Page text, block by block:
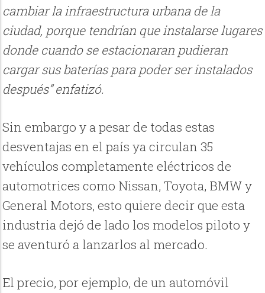
cambiar la infraestructura urbana de la
ciudad, porque tendrían que instalarse lugares
donde cuando se estacionaran pudieran
cargar sus baterías para poder ser instalados
después” enfatizó.
Sin embargo y a pesar de todas estas
desventajas en el país ya circulan 35
vehículos completamente eléctricos de
automotrices como Nissan, Toyota, BMW y
General Motors, esto quiere decir que esta
industria dejó de lado los modelos piloto y
se aventuró a lanzarlos al mercado.
El precio, por ejemplo, de un automóvil